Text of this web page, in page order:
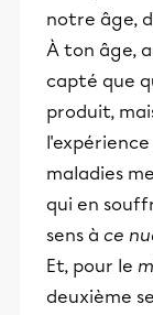
notre âge,
À ton âge,
capté que
produit,
maladies
qui en
sens à ce
Et, pour le
deuxième